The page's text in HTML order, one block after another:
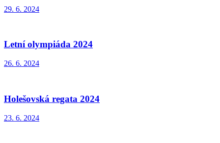
29. 6. 2024
Letní olympiáda 2024
26. 6. 2024
Holešovská regata 2024
23. 6. 2024